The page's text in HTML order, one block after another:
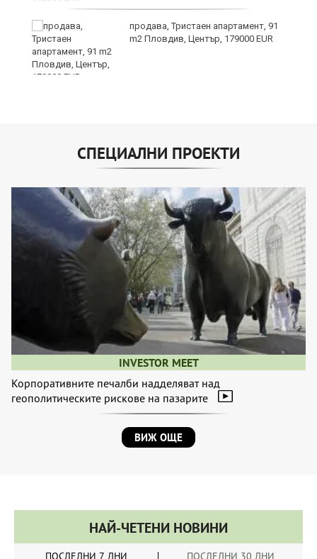
продава, Тристаен апартамент, 91
m2 Пловдив, Център, 179000 EUR
СПЕЦИАЛНИ ПРОЕКТИ
INVESTOR MEET
Корпоративните печалби надделяват над
геополитическите рискове на пазарите
ВИЖ ОЩЕ
НАЙ-ЧЕТЕНИ НОВИНИ
ПОСЛЕДНИ 7 ДНИ ПОСЛЕДНИ 30 ДНИ